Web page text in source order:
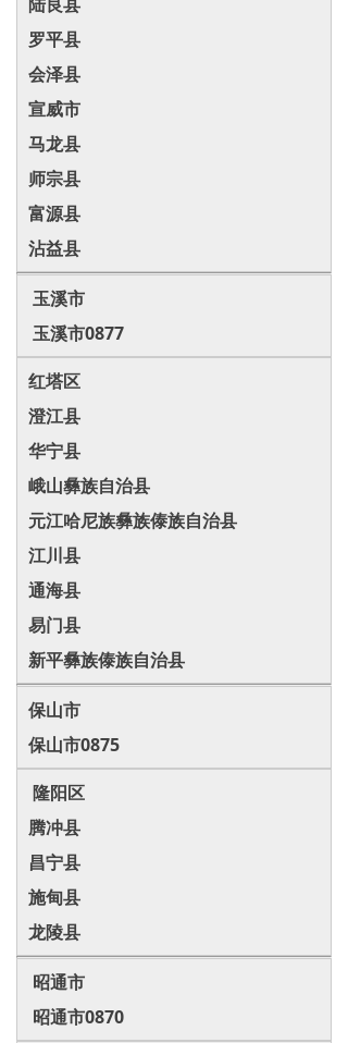
罗平县
会泽县
宣威市
马龙县
师宗县
富源县
沾益县
玉溪市
玉溪市0877
红塔区
澄江县
华宁县
峨山彝族自治县
元江哈尼族彝族傣族自治县
江川县
通海县
易门县
新平彝族傣族自治县
保山市
保山市0875
隆阳区
腾冲县
昌宁县
施甸县
龙陵县
昭通市
昭通市0870